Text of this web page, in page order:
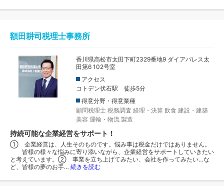
額田耕司税理士事務所
香川県高松市太田下町2329番地9 ダイアパレス太
田第6 102号室
アクセス
コトデン伏石駅 徒歩5分
得意分野・得意業種
顧問税理士 税務調査 経理・決算 飲食 建設・建築
美容 運輸・物流 製造
持続可能な企業経営をサポート！
① 企業経営は、人生そのものです。悩み事は税金だけではありません。
皆様の様々な悩みに寄り添いながら、企業経営をサポートしていきたい
と考えています。② 事業を立ち上げてみたい、会社を作ってみたい…な
ど、皆様の夢のお手… 続きを読む